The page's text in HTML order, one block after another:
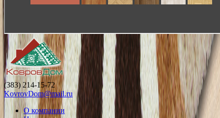
(383) 214-15-72
KovrovDom@mail.ru
О компании